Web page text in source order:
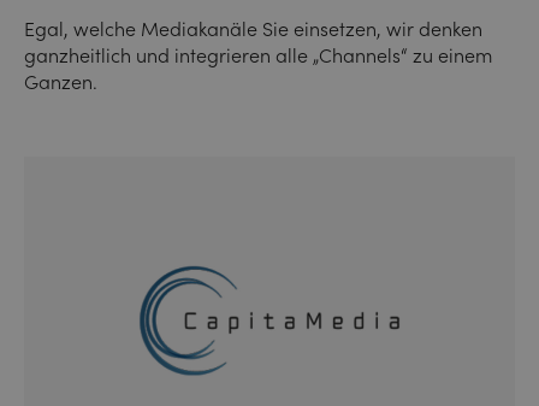
Egal, welche Mediakanäle Sie einsetzen, wir denken
ganzheitlich und integrieren alle „Channels“ zu einem
Ganzen.